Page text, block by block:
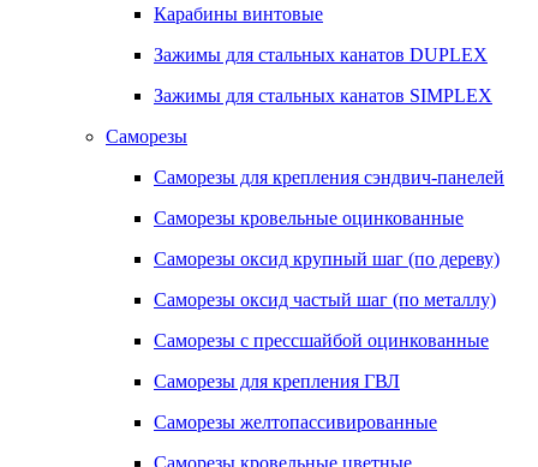
Карабины винтовые
Зажимы для стальных канатов DUPLEX
Зажимы для стальных канатов SIMPLEX
Саморезы
Саморезы для крепления сэндвич-панелей
Саморезы кровельные оцинкованные
Саморезы оксид крупный шаг (по дереву)
Саморезы оксид частый шаг (по металлу)
Саморезы с прессшайбой оцинкованные
Саморезы для крепления ГВЛ
Саморезы желтопассивированные
Саморезы кровельные цветные